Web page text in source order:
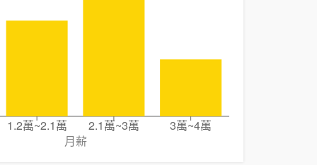
1.2萬~2.1萬 2.1萬~3萬
3萬~4萬
月薪